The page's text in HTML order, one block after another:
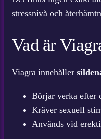
stressnivå och
Vad är
Viagra innehåller
Börjar verka efter
Kräver sexuell
Används vid